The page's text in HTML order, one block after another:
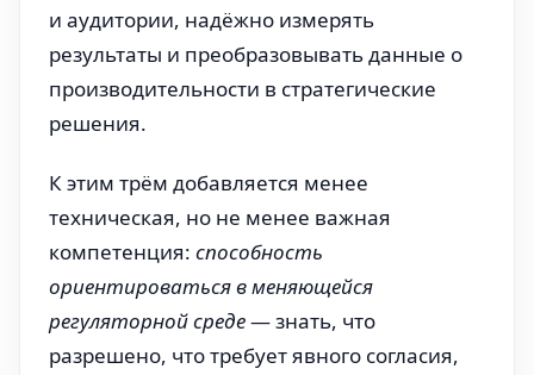
и аудитории, надёжно измерять
результаты и преобразовывать данные о
производительности в стратегические
решения.
К этим трём добавляется менее
техническая, но не менее важная
компетенция: способность
ориентироваться в меняющейся
регуляторной среде— знать, что
разрешено, что требует явного согласия,